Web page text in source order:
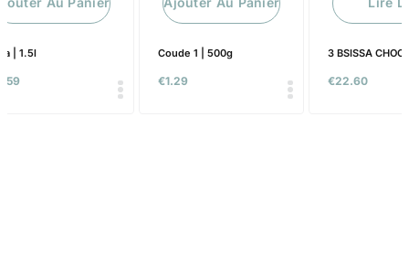
| 1.5l
€1.29
Coude 1 | 500g
€22.60
3 BSISSA